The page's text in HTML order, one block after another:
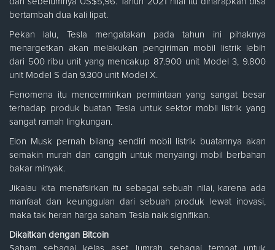
bertambah dua kali lipat.
Pekan lalu, Tesla mengatakan pada tahun ini pihaknya
menargetkan akan melakukan pengiriman mobil listrik lebih
dari 500 ribu unit yang mencakup 87.900 unit Model 3, 9.800
unit Model S dan 9.300 unit Model X.
Fenomena itu mencerminkan permintaan yang sangat besar
terhadap produk buatan Tesla untuk sektor mobil listrik yang
sangat ramah lingkungan.
Elon Musk pernah bilang sendiri mobil listrik buatannya akan
semakin murah dan canggih untuk menyaingi mobil berbahan
bakar minyak.
Jikalau kita menafsirkan itu sebagai sebuah nilai, karena ada
manfaat dan keunggulan dari sebuah produk lewat inovasi,
maka tak heran harga saham Tesla naik signifikan.
Dikaitkan dengan Bitcoin